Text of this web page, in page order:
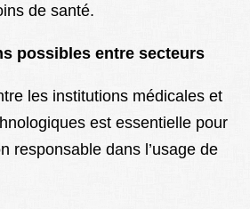
de santé.
possibles entre secteurs
les institutions médicales et
est essentielle pour
responsable dans l’usage de